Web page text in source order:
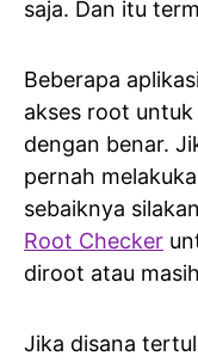
saja. Dan itu
Beberapa
akses root
dengan benar.
pernah
sebaiknya
Root Checker
diroot atau
Jika disana